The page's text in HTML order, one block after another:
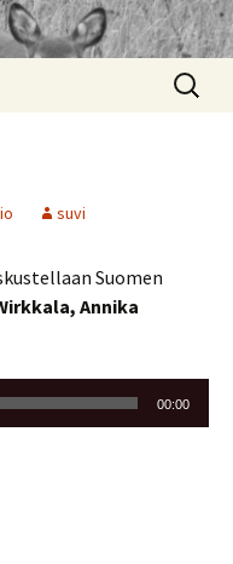
Haku:
suvi
Suomen
Annika
00:00